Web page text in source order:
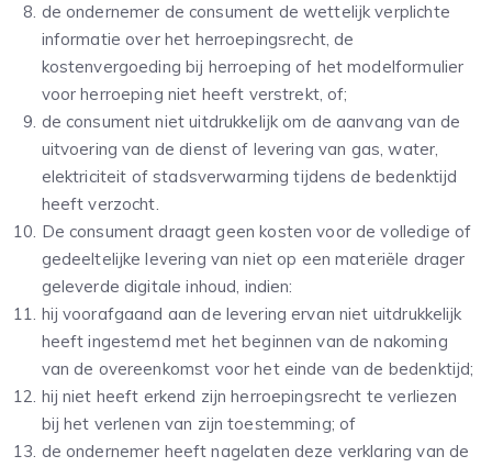
de ondernemer de consument de wettelijk verplichte
informatie over het herroepingsrecht, de
kostenvergoeding bij herroeping of het modelformulier
voor herroeping niet heeft verstrekt, of;
de consument niet uitdrukkelijk om de aanvang van de
uitvoering van de dienst of levering van gas, water,
elektriciteit of stadsverwarming tijdens de bedenktijd
heeft verzocht.
De consument draagt geen kosten voor de volledige of
gedeeltelijke levering van niet op een materiële drager
geleverde digitale inhoud, indien:
hij voorafgaand aan de levering ervan niet uitdrukkelijk
heeft ingestemd met het beginnen van de nakoming
van de overeenkomst voor het einde van de bedenktijd;
hij niet heeft erkend zijn herroepingsrecht te verliezen
bij het verlenen van zijn toestemming; of
de ondernemer heeft nagelaten deze verklaring van de